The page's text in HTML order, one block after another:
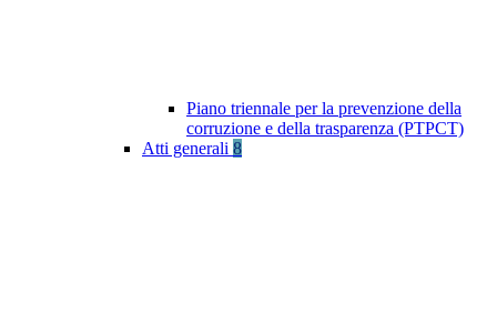
Piano triennale per la prevenzione della
corruzione e della trasparenza (PTPCT)
Atti generali 8